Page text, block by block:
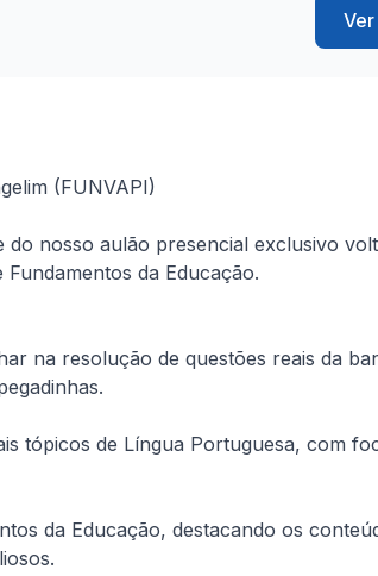
(FUNVAPI)
nosso aulão presencial exclusivo
da Educação.
na resolução de questões reais da
tópicos de Língua Portuguesa, com
da Educação, destacando os